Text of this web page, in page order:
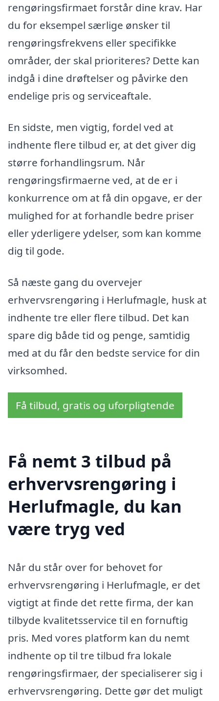
rengøringsfirmaet forstår dine krav. Har
du for eksempel særlige ønsker til
rengøringsfrekvens eller specifikke
områder, der skal prioriteres? Dette kan
indgå i dine drøftelser og påvirke den
endelige pris og serviceaftale.
En sidste, men vigtig, fordel ved at
indhente flere tilbud er, at det giver dig
større forhandlingsrum. Når
rengøringsfirmaerne ved, at de er i
konkurrence om at få din opgave, er der
mulighed for at forhandle bedre priser
eller yderligere ydelser, som kan komme
dig til gode.
Så næste gang du overvejer
erhvervsrengøring i Herlufmagle, husk at
indhente tre eller flere tilbud. Det kan
spare dig både tid og penge, samtidig
med at du får den bedste service for din
virksomhed.
Få tilbud, gratis og uforpligtende
Få nemt 3 tilbud på
erhvervsrengøring i
Herlufmagle, du kan
være tryg ved
Når du står over for behovet for
erhvervsrengøring i Herlufmagle, er det
vigtigt at finde det rette firma, der kan
tilbyde kvalitetsservice til en fornuftig
pris. Med vores platform kan du nemt
indhente op til tre tilbud fra lokale
rengøringsfirmaer, der specialiserer sig i
erhvervsrengøring. Dette gør det muligt